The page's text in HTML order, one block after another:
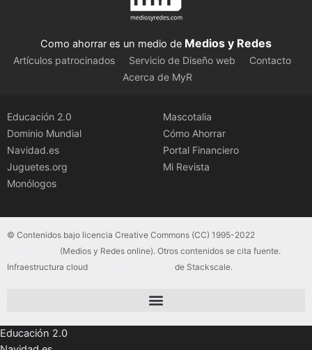
Como ahorrar es un medio de Medios y Redes
Artículos patrocinados Servicio de Diseño web
Contacto
Acerca de MyR
Educación 2.0
Dominio Mundial
Navidad.es
Juguetes.org
Monólogos
Mascotalia
Cómo Ahorrar
Portal Financiero
Mi Revista
© Contenidos bajo licencia Creative Commons (CC) 1995-2022
(Medios y Redes online). Otros contenidos se cita fuente.
Infraestructura cloud
de Stackscale.
Educación 2.0